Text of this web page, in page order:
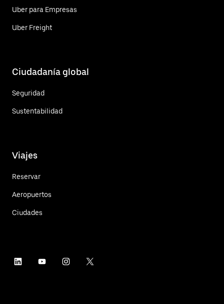
Uber para Empresas
Uber Freight
Ciudadanía global
Seguridad
Sustentabilidad
Viajes
Reservar
Aeropuertos
Ciudades